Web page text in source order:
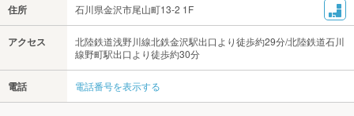
住所 石川県金沢市尾山町13-2 1F
アクセス
北陸鉄道浅野川線北鉄金沢駅出口より徒歩約29分/北陸鉄道石川
線野町駅出口より徒歩約30分
電話 電話番号を表示する